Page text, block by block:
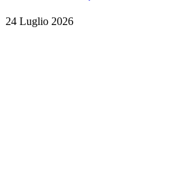
24 Luglio 2026